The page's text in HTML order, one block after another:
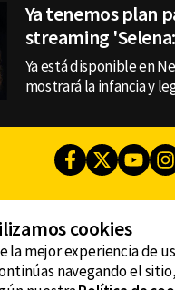
Ya tenemos plan
streaming
Ya está disponible en
mostrará la infancia y
Facebook
Twitter
CONTACTO
AVISO DE
AVISO LEGAL
DEFENSORÍA DE
cookies
la mejor experiencia de
navegando el